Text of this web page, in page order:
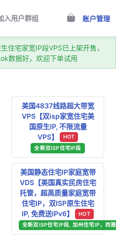
住宅家宽IP段VPS已上架开售，
数据好，欢迎下单试用
入用户群组 账户管理
美国4837线路超大带宽
VPS【双isp家宽住宅美
国原生IP, 不限流量
VPS】
HOT
全新双ISP住宅IP段
美国静态住宅IP家庭宽带
VDS【美国真实民房住宅
托管，超高质量家庭宽带
住宅IP，双ISP原生住宅
IP, 免费送IPv6】 HOT
全新双ISP住宅IP段, 加州住宅IP，西